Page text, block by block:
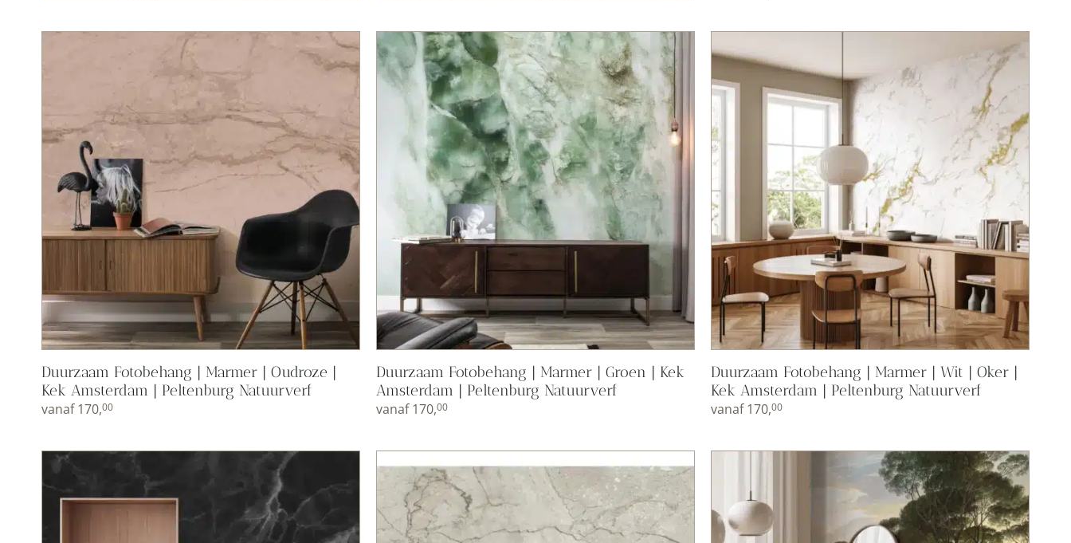
Duurzaam Fotobehang | Marmer | Oudroze |
Kek Amsterdam | Peltenburg Natuurverf
vanaf170,00
Duurzaam Fotobehang | Marmer | Groen | Kek
Amsterdam | Peltenburg Natuurverf
vanaf170,00
Duurzaam Fotobehang | Marmer | Wit | Oker |
Kek Amsterdam | Peltenburg Natuurverf
vanaf170,00